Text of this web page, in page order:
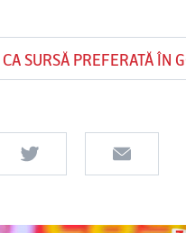
CA SURSĂ PREFERATĂ ÎN